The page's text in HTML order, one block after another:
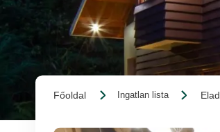
Főoldal Ingatlan lista